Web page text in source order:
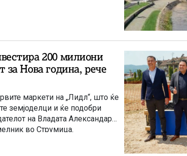
200 милиони
за Нова година, рече
маркети на „Лидл“, што ќе
земјоделци и ќе подобри
на Владата Александар
во Струмица.